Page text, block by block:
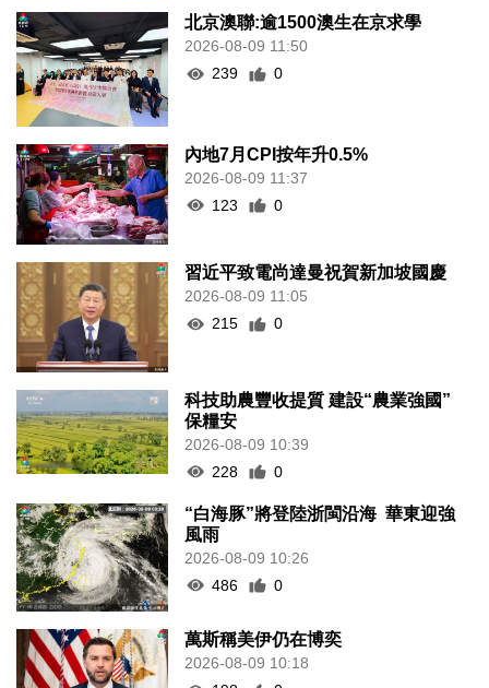
北京澳聯:逾1500澳生在京求學
2026-08-09 11:50
239
0
內地7月CPI按年升0.5%
2026-08-09 11:37
123
0
習近平致電尚達曼祝賀新加坡國慶
2026-08-09 11:05
215
0
科技助農豐收提質 建設“農業強國”
保糧安
2026-08-09 10:39
228
0
“白海豚”將登陸浙閩沿海 華東迎強
風雨
2026-08-09 10:26
486
0
萬斯稱美伊仍在博奕
2026-08-09 10:18